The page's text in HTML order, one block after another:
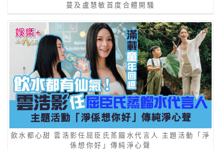
蔓及盧慧敏首度合體開騷
飲水都心甜 雲浩影任屈臣氏蒸餾水代言人 主題活動「淨
係想你好」傳純淨心聲